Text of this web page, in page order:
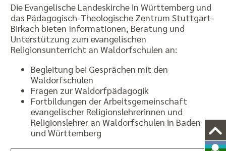
Die Evangelische Landeskirche in Württemberg und
das Pädagogisch-Theologische Zentrum Stuttgart-
Birkach bieten Informationen, Beratung und
Unterstützung zum evangelischen
Religionsunterricht an Waldorfschulen an:
Begleitung bei Gesprächen mit den
Waldorfschulen
Fragen zur Waldorfpädagogik
Fortbildungen der Arbeitsgemeinschaft
evangelischer Religionslehrerinnen und
Religionslehrer an Waldorfschulen in Baden
und Württemberg